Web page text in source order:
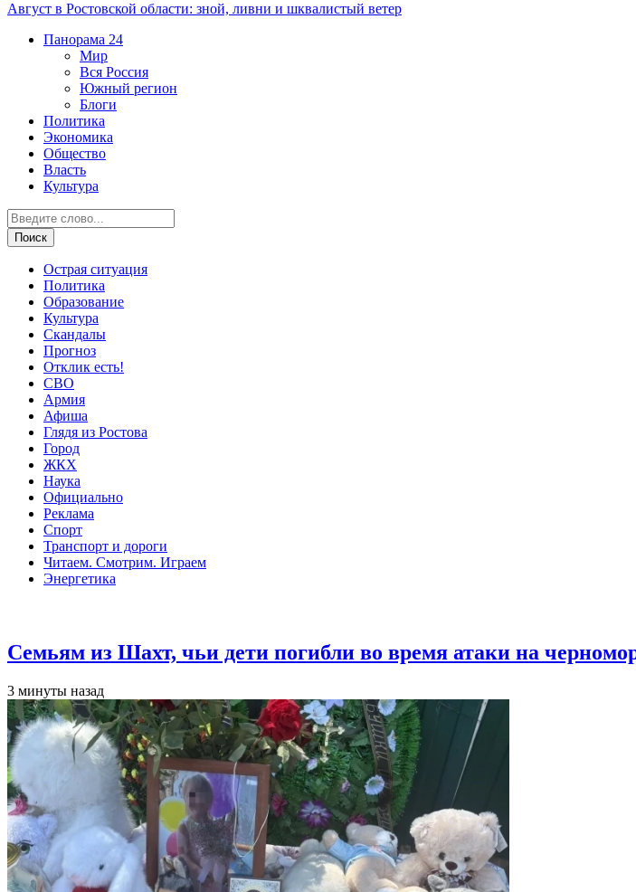
Август в Ростовской области: зной, ливни и шквалистый ветер
Панорама 24
Мир
Вся Россия
Южный регион
Блоги
Политика
Экономика
Общество
Власть
Культура
Острая ситуация
Политика
Образование
Культура
Скандалы
Прогноз
Отклик есть!
СВО
Армия
Афиша
Глядя из Ростова
Город
ЖКХ
Наука
Официально
Реклама
Спорт
Транспорт и дороги
Читаем. Смотрим. Играем
Энергетика
Семьям из Шахт, чьи дети погибли во время атаки на
3 минуты назад